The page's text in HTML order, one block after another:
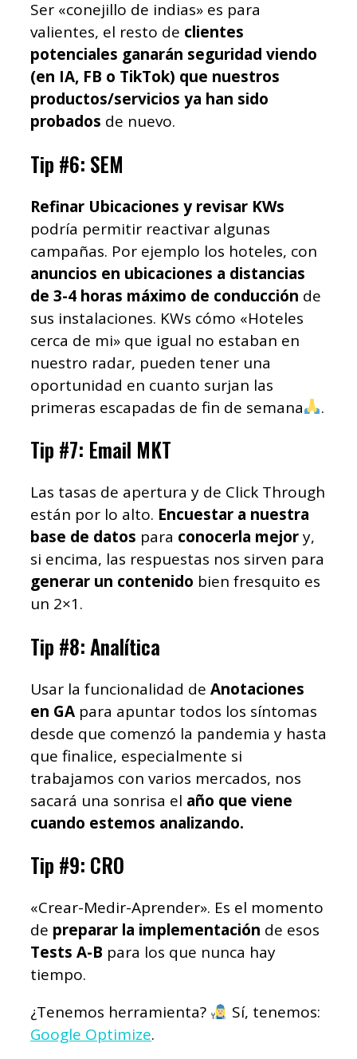
Ser «conejillo de indias» es para
valientes, el resto de clientes
potenciales ganarán seguridad viendo
(en IA, FB o TikTok) que nuestros
productos/servicios ya han sido
probados de nuevo.
Tip #6: SEM
Refinar Ubicaciones y revisar KWs
podría permitir reactivar algunas
campañas. Por ejemplo los hoteles, con
anuncios en ubicaciones a distancias
de 3-4 horas máximo de conducción de
sus instalaciones. KWs cómo «Hoteles
cerca de mi» que igual no estaban en
nuestro radar, pueden tener una
oportunidad en cuanto surjan las
primeras escapadas de fin de semana
.
Tip #7: Email MKT
Las tasas de apertura y de Click Through
están por lo alto. Encuestar a nuestra
base de datos para conocerla mejory,
si encima, las respuestas nos sirven para
generar un contenido bien fresquito es
un 2×1.
Tip #8: Analítica
Usar la funcionalidad de Anotaciones
en GA para apuntar todos los síntomas
desde que comenzó la pandemia y hasta
que finalice, especialmente si
trabajamos con varios mercados, nos
sacará una sonrisa el año que viene
cuando estemos analizando.
Tip #9: CRO
«Crear-Medir-Aprender». Es el momento
de preparar la implementación de esos
Tests A-B para los que nunca hay
tiempo.
¿Tenemos herramienta?
Sí, tenemos:
Google Optimize.